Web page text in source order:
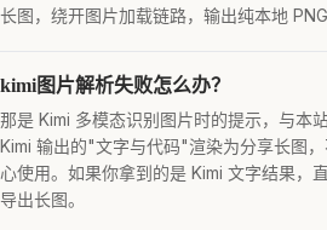
长图，绕开图片加载链路，输出纯本地 PNG
kimi图片解析失败怎么办？
那是 Kimi 多模态识别图片时的提示，与本
Kimi 输出的"文字与代码"渲染为分享长图
心使用。如果你拿到的是 Kimi 文字结果，
导出长图。